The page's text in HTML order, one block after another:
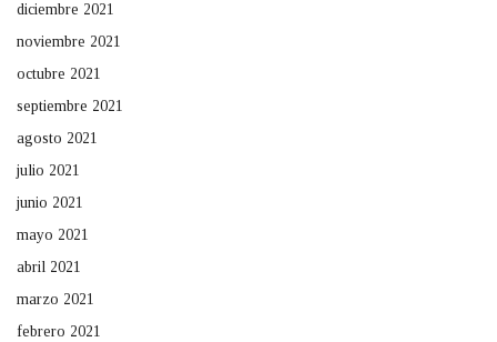
diciembre 2021
noviembre 2021
octubre 2021
septiembre 2021
agosto 2021
julio 2021
junio 2021
mayo 2021
abril 2021
marzo 2021
febrero 2021